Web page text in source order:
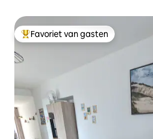
Topfavoriet van gasten
Favoriet van gasten